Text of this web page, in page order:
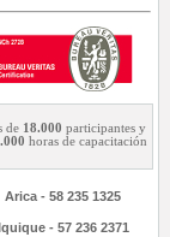
de 18.000 participantes y
horas de capacitación
Arica - 58 235 1325
- 57 236 2371